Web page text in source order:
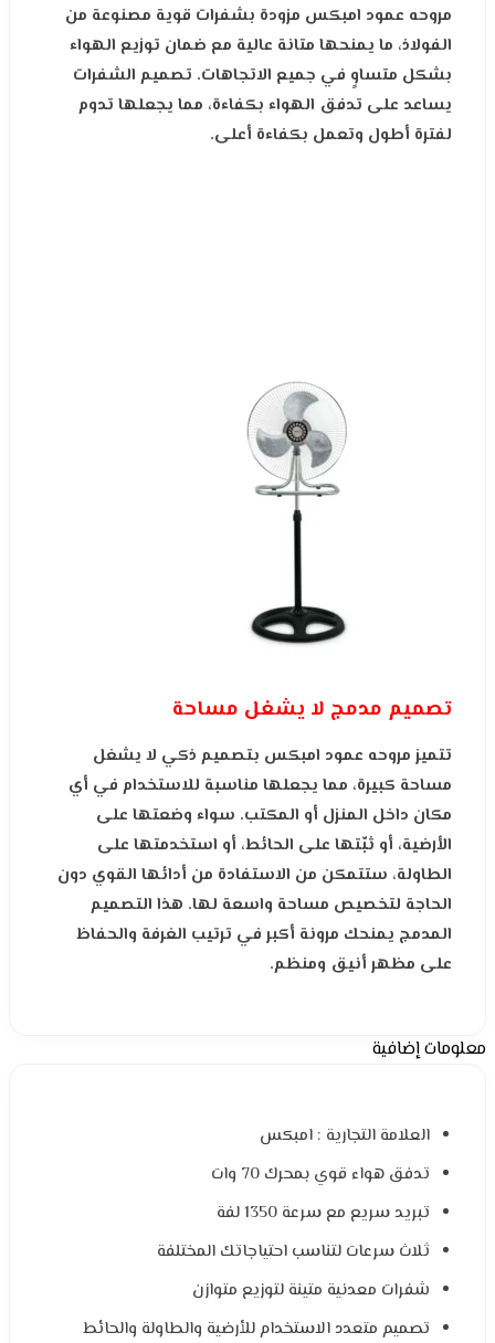
مروحه عمود امبكس مزودة بشفرات قوية مصنوعة من
الفولاذ، ما يمنحها متانة عالية مع ضمان توزيع الهواء
بشكل متساوٍ في جميع الاتجاهات. تصميم الشفرات
يساعد على تدفق الهواء بكفاءة، مما يجعلها تدوم
لفترة أطول وتعمل بكفاءة أعلى.
تصميم مدمج لا يشغل مساحة
تتميز مروحه عمود امبكس بتصميم ذكي لا يشغل
مساحة كبيرة، مما يجعلها مناسبة للاستخدام في أي
مكان داخل المنزل أو المكتب. سواء وضعتها على
الأرضية، أو ثبّتها على الحائط، أو استخدمتها على
الطاولة، ستتمكن من الاستفادة من أدائها القوي دون
الحاجة لتخصيص مساحة واسعة لها. هذا التصميم
المدمج يمنحك مرونة أكبر في ترتيب الغرفة والحفاظ
على مظهر أنيق ومنظم.
معلومات إضافية
العلامة التجارية : امبكس
تدفق هواء قوي بمحرك 70 وات
تبريد سريع مع سرعة 1350 لفة
ثلاث سرعات لتناسب احتياجاتك المختلفة
شفرات معدنية متينة لتوزيع متوازن
تصميم متعدد الاستخدام للأرضية والطاولة والحائط